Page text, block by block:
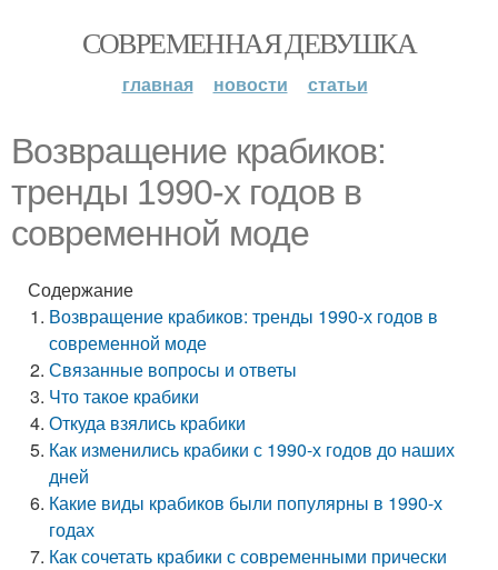
СОВРЕМЕННАЯ ДЕВУШКА
главная новости статьи
Возвращение крабиков:
тренды 1990-х годов в
современной моде
Содержание
Возвращение крабиков: тренды 1990-х годов в
современной моде
Связанные вопросы и ответы
Что такое крабики
Откуда взялись крабики
Как изменились крабики с 1990-х годов до наших
дней
Какие виды крабиков были популярны в 1990-х
годах
Как сочетать крабики с современными прически